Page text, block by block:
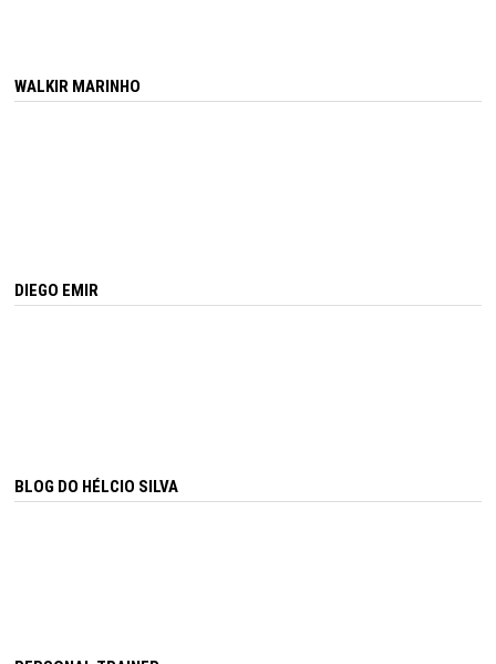
WALKIR MARINHO
DIEGO EMIR
BLOG DO HÉLCIO SILVA